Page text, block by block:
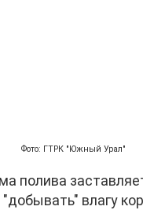
Фото: ГТРК "Южный Урал"
полива
влагу